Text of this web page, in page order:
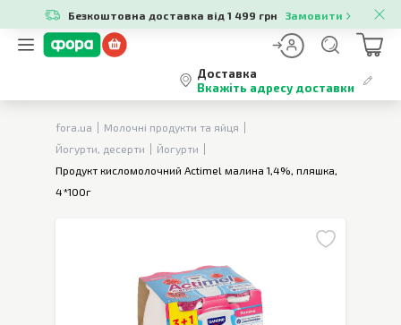
Безкоштовна доставка від 1 499 грн Замовити
Доставка
Вкажіть адресу доставки
fora.ua
Молочні продукти та яйця
Йогурти, десерти
Йогурти
Продукт кисломолочний Actimel малина 1,4%, пляшка,
4*100г